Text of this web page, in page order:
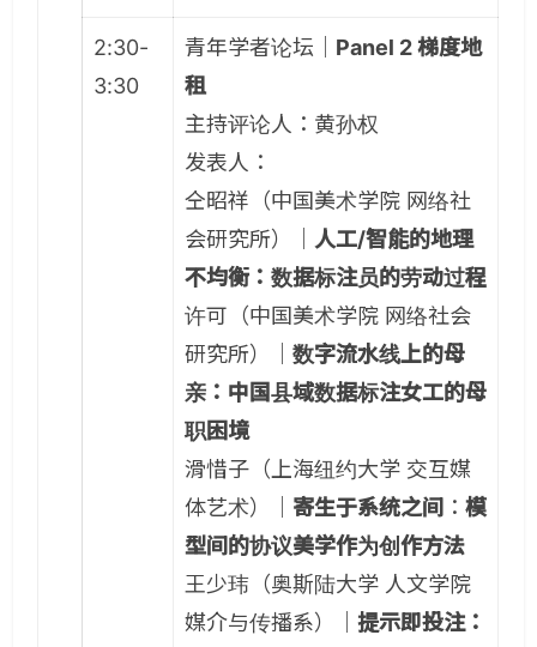
2:30-
3:30
青年学者论坛｜ Panel 2 梯度地
租
主持评论人：黄孙权
发表人：
仝昭祥（中国美术学院 网络社
会研究所）｜ 人工/智能的地理
不均衡：数据标注员的劳动过程
许可（中国美术学院 网络社会
研究所）｜数字流水线上的母
亲：中国县域数据标注女工的母
职困境
滑惜子（上海纽约大学 交互媒
体艺术）｜ 寄生于系统之间 ： 模
型间的协议美学作为创作方法
王少玮（奥斯陆大学 人文学院
媒介与传播系）｜ 提示即投注：